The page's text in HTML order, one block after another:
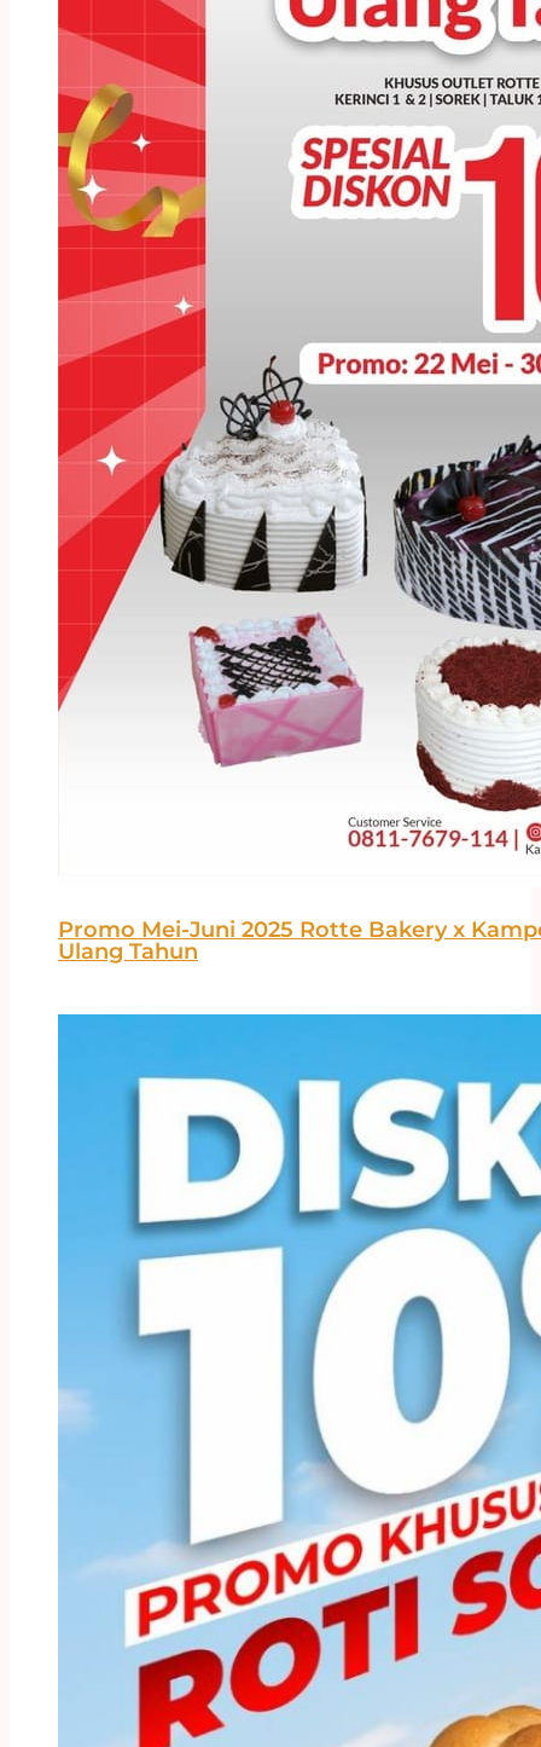
Promo Mei-Juni 2025 Rotte Bakery x
Ulang Tahun